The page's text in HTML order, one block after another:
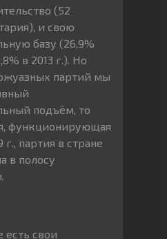
(52
и свою
базу (26,9%
в 2013 г.). Но
партий мы
подъём, то
функционирующая
г., партия в стране
в полосу
есть свои